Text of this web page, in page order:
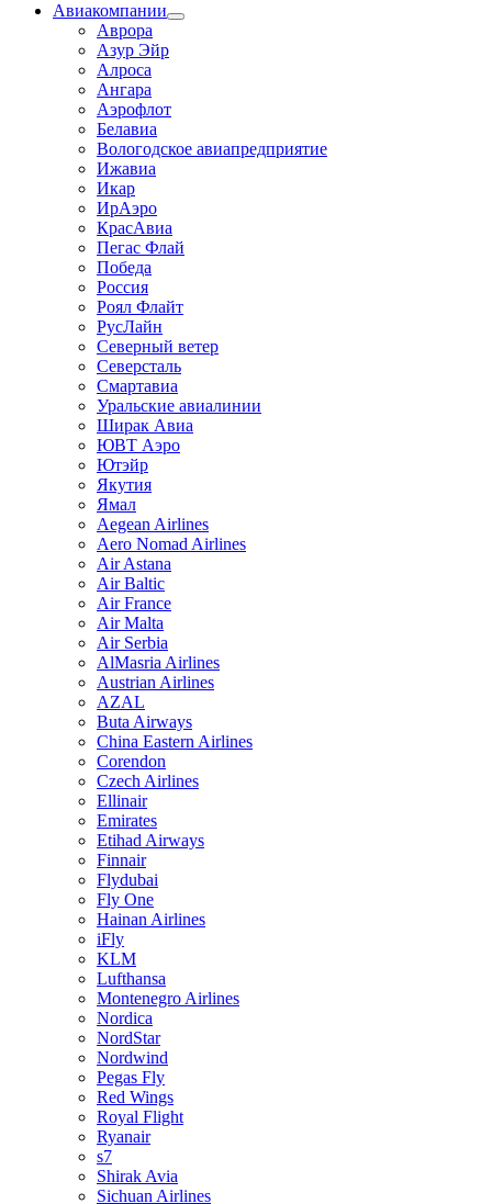
Авиакомпании
Аврора
Азур Эйр
Алроса
Ангара
Аэрофлот
Белавиа
Вологодское авиапредприятие
Ижавиа
Икар
ИрАэро
КрасАвиа
Пегас Флай
Победа
Россия
Роял Флайт
РусЛайн
Северный ветер
Северсталь
Смартавиа
Уральские авиалинии
Ширак Авиа
ЮВТ Аэро
Ютэйр
Якутия
Ямал
Aegean Airlines
Aero Nomad Airlines
Air Astana
Air Baltic
Air France
Air Malta
Air Serbia
AlMasria Airlines
Austrian Airlines
AZAL
Buta Airways
China Eastern Airlines
Corendon
Czech Airlines
Ellinair
Emirates
Etihad Airways
Finnair
Flydubai
Fly One
Hainan Airlines
iFly
KLM
Lufthansa
Montenegro Airlines
Nordica
NordStar
Nordwind
Pegas Fly
Red Wings
Royal Flight
Ryanair
s7
Shirak Avia
Sichuan Airlines